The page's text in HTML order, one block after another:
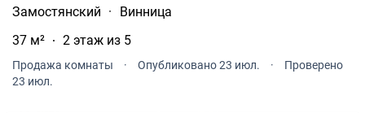
Замостянский ·
Винница
37 м²
2 этаж из 5
Продажа комнаты · Опубликовано 23 июл. ·
Проверено
23 июл.